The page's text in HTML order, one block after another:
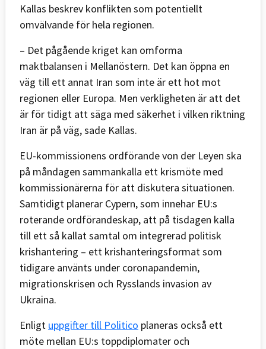
Kallas beskrev konflikten som potentiellt
omvälvande för hela regionen.
– Det pågående kriget kan omforma
maktbalansen i Mellanöstern. Det kan öppna en
väg till ett annat Iran som inte är ett hot mot
regionen eller Europa. Men verkligheten är att det
är för tidigt att säga med säkerhet i vilken riktning
Iran är på väg, sade Kallas.
EU-kommissionens ordförande von der Leyen ska
på måndagen sammankalla ett krismöte med
kommissionärerna för att diskutera situationen.
Samtidigt planerar Cypern, som innehar EU:s
roterande ordförandeskap, att på tisdagen kalla
till ett så kallat samtal om integrerad politisk
krishantering – ett krishanteringsformat som
tidigare använts under coronapandemin,
migrationskrisen och Rysslands invasion av
Ukraina.
Enligt uppgifter till Politico planeras också ett
möte mellan EU:s toppdiplomater och